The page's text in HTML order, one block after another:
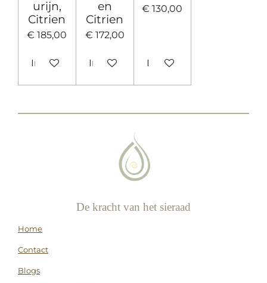
urijn,
Citrien
€ 185,00
In winkelwagen
en
Citrien
€ 172,00
In winkelwagen
€ 130,00
In winkelwagen
De kracht van het sieraad
Home
Contact
Blogs